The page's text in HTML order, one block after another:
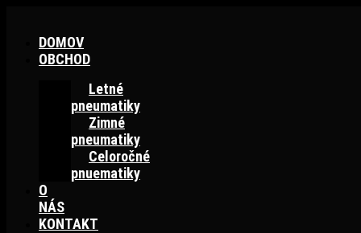
DOMOV
OBCHOD
Letné
pneumatiky
Zimné
pneumatiky
Celoročné
pnuematiky
O
NÁS
KONTAKT